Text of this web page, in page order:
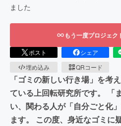
ました
もう一度プロジェク
ポスト シェア
埋め込み
QRコード
「ゴミの新しい行き場」を考
ている上回転研究所です。 「
い、関わる人が「自分ごと化
ます。 この度、身近なゴミに